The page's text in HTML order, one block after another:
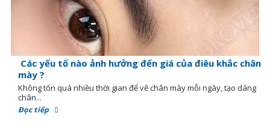
Các yếu tố nào ảnh hưởng đến giá của điêu khắc chân
mày ?
Không tốn quá nhiều thời gian để vẽ chân mày mỗi ngày, tạo dáng
chân...
Đọc tiếp